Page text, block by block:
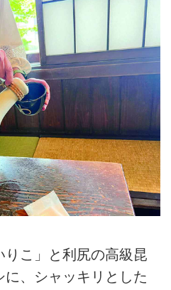
こ」と利尻の高級昆
、シャッキリとした